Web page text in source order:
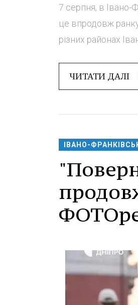
7 серпня, в Івано-
це впродовж
різних районах
ЧИТАТИ ДАЛІ
ІВАНО-